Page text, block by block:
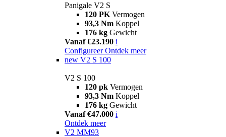
Panigale V2 S
120 PK Vermogen
93,3 Nm Koppel
176 kg Gewicht
Vanaf €23.190 i
Configureer Ontdek meer
new V2 S 100
V2 S 100
120 pk Vermogen
93,3 Nm Koppel
176 kg Gewicht
Vanaf €47.000 i
Ontdek meer
V2 MM93